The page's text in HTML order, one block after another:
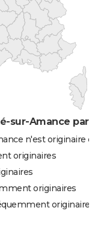
sur-Amance par
n'est originaire
originaires
originaires
originaires